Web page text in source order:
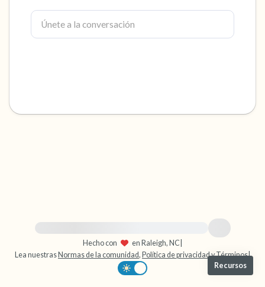
Hecho con
en Raleigh, NC
Lea nuestras Normas de la comunidad, Política de privacidadyTérminos|
Recursos
5 – cosas que puedes ver (puedes mirar
dentro de la habitación y por la ventana)
3 – cosas que puedes oír